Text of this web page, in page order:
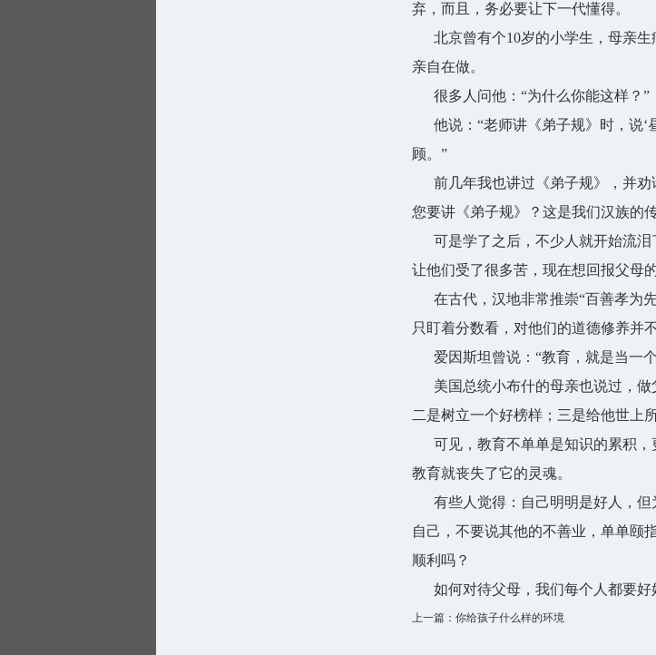
弃，而且，务必要让下一代懂得。
北京曾有个10岁的小学生，母亲生
亲自在做。
很多人问他：“为什么你能这样？”
他说：“老师讲《弟子规》时，说‘
顾。”
前几年我也讲过《弟子规》，并劝
您要讲《弟子规》？这是我们汉族的
可是学了之后，不少人就开始流泪
让他们受了很多苦，现在想回报父母
在古代，汉地非常推崇“百善孝为
只盯着分数看，对他们的道德修养并
爱因斯坦曾说：“教育，就是当一
美国总统小布什的母亲也说过，做
二是树立一个好榜样；三是给他世上
可见，教育不单单是知识的累积，
教育就丧失了它的灵魂。
有些人觉得：自己明明是好人，但
自己，不要说其他的不善业，单单颐
顺利吗？
如何对待父母，我们每个人都要好
上一篇：你给孩子什么样的环境